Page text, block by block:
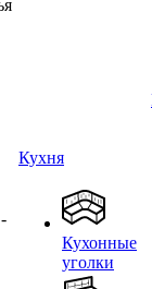
Кухня
Кухонные
уголки